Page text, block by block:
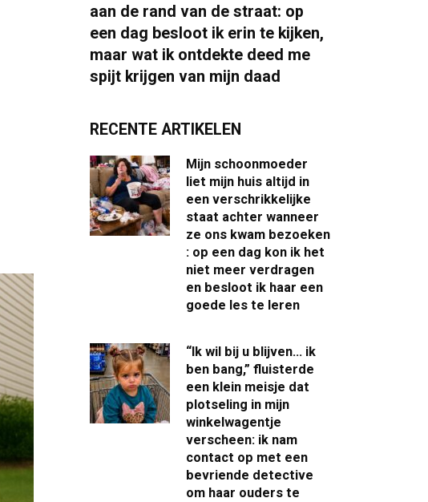
aan de rand van de straat: op
een dag besloot ik erin te kijken,
maar wat ik ontdekte deed me
spijt krijgen van mijn daad
RECENTE ARTIKELEN
Mijn schoonmoeder
liet mijn huis altijd in
een verschrikkelijke
staat achter wanneer
ze ons kwam bezoeken
: op een dag kon ik het
niet meer verdragen
en besloot ik haar een
goede les te leren
“Ik wil bij u blijven… ik
ben bang,” fluisterde
een klein meisje dat
plotseling in mijn
winkelwagentje
verscheen: ik nam
contact op met een
bevriende detective
om haar ouders te